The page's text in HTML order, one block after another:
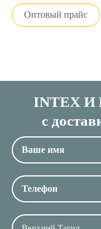
Оптовый прайс
INTEX И
с